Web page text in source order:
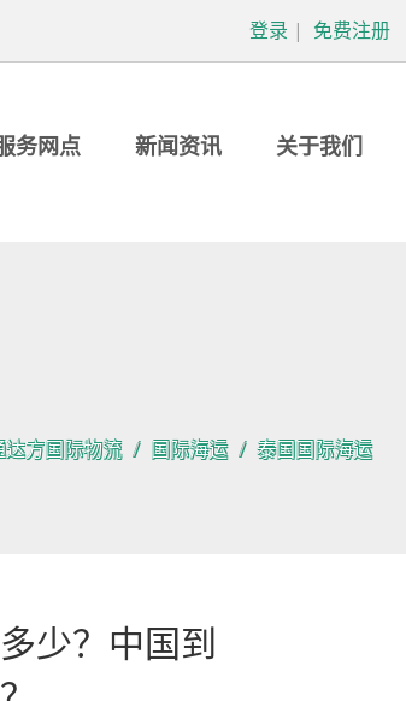
登录 | 免费注册
务网点 新闻资讯 关于我们
达方国际物流 国际海运 泰国国际海运
少？中国到